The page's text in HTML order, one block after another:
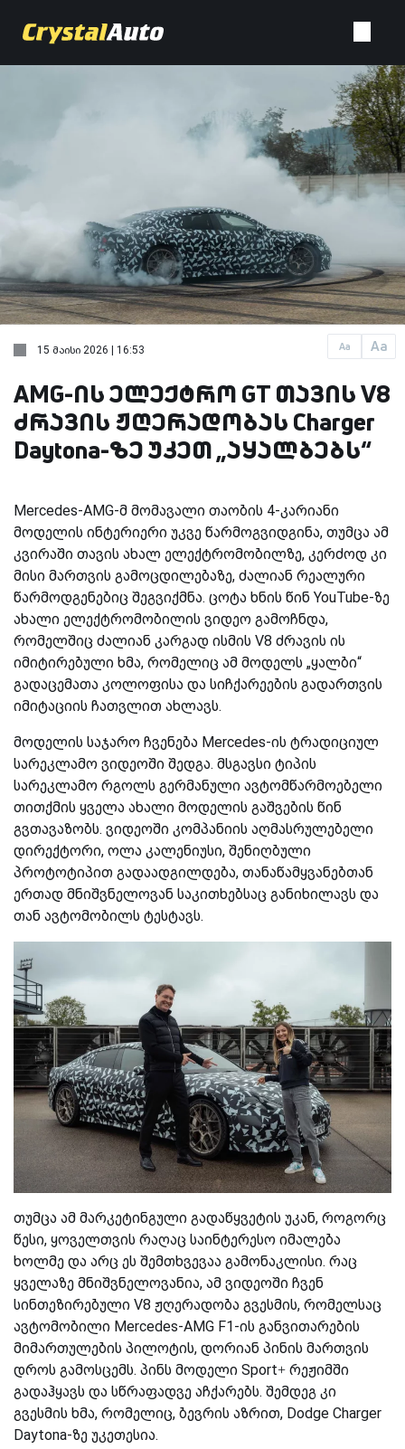
Aa Aa
15 მაისი 2026 | 16:53
AMG-ის ელექტრო GT თავის V8
ძრავის ჟღერადობას Charger
Daytona-ზე უკეთ „აყალბებს“
Mercedes-AMG-მ მომავალი თაობის 4-კარიანი
მოდელის ინტერიერი უკვე წარმოგვიდგინა, თუმცა ამ
კვირაში თავის ახალ ელექტრომობილზე, კერძოდ კი
მისი მართვის გამოცდილებაზე, ძალიან რეალური
წარმოდგენებიც შეგვიქმნა. ცოტა ხნის წინ YouTube-ზე
ახალი ელექტრომობილის ვიდეო გამოჩნდა,
რომელშიც ძალიან კარგად ისმის V8 ძრავის ის
იმიტირებული ხმა, რომელიც ამ მოდელს „ყალბი“
გადაცემათა კოლოფისა და სიჩქარეების გადართვის
იმიტაციის ჩათვლით ახლავს.
მოდელის საჯარო ჩვენება Mercedes-ის ტრადიციულ
სარეკლამო ვიდეოში შედგა. მსგავსი ტიპის
სარეკლამო რგოლს გერმანული ავტომწარმოებელი
თითქმის ყველა ახალი მოდელის გაშვების წინ
გვთავაზობს. ვიდეოში კომპანიის აღმასრულებელი
დირექტორი, ოლა კალენიუსი, შენიღბული
პროტოტიპით გადაადგილდება, თანაწამყვანებთან
ერთად მნიშვნელოვან საკითხებსაც განიხილავს და
თან ავტომობილს ტესტავს.
თუმცა ამ მარკეტინგული გადაწყვეტის უკან, როგორც
წესი, ყოველთვის რაღაც საინტერესო იმალება
ხოლმე და არც ეს შემთხვევაა გამონაკლისი. რაც
ყველაზე მნიშვნელოვანია, ამ ვიდეოში ჩვენ
სინთეზირებული V8 ჟღერადობა გვესმის, რომელსაც
ავტომობილი Mercedes-AMG F1-ის განვითარების
მიმართულების პილოტის, დორიან პინის მართვის
დროს გამოსცემს. პინს მოდელი Sport+ რეჟიმში
გადაჰყავს და სწრაფადვე აჩქარებს. შემდეგ კი
გვესმის ხმა, რომელიც, ბევრის აზრით, Dodge Charger
Daytona-ზე უკეთესია.